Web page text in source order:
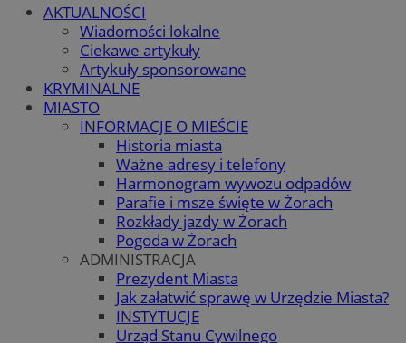
AKTUALNOŚCI
Wiadomości lokalne
Ciekawe artykuły
Artykuły sponsorowane
KRYMINALNE
MIASTO
INFORMACJE O MIEŚCIE
Historia miasta
Ważne adresy i telefony
Harmonogram wywozu odpadów
Parafie i msze święte w Żorach
Rozkłady jazdy w Żorach
Pogoda w Żorach
ADMINISTRACJA
Prezydent Miasta
Jak załatwić sprawę w Urzędzie Miasta?
INSTYTUCJE
Urząd Stanu Cywilnego